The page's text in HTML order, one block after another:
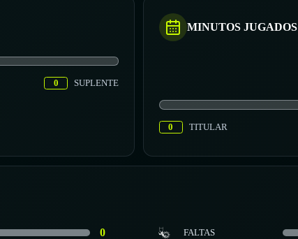
0 SUPLENTE
MINUTOS JUGADOS
0 TITULAR
0 FALTAS